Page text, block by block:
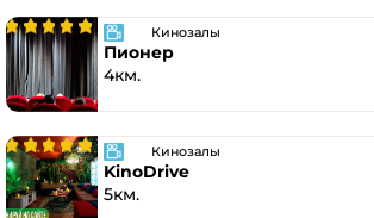
Кинозалы
Пионер
4км.
Кинозалы
KinoDrive
5км.